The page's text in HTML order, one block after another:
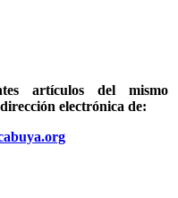
artículos del
electrónica de: